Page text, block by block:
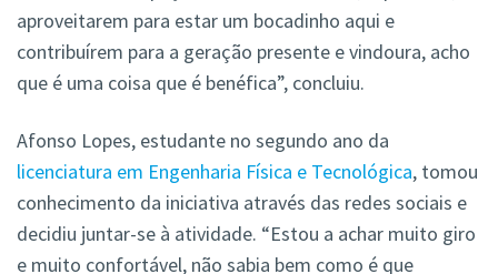
aproveitarem para estar um bocadinho aqui e
contribuírem para a geração presente e vindoura, acho
que é uma coisa que é benéfica”, concluiu.
Afonso Lopes, estudante no segundo ano da
licenciatura em Engenharia Física e Tecnológica, tomou
conhecimento da iniciativa através das redes sociais e
decidiu juntar-se à atividade. “Estou a achar muito giro
e muito confortável, não sabia bem como é que